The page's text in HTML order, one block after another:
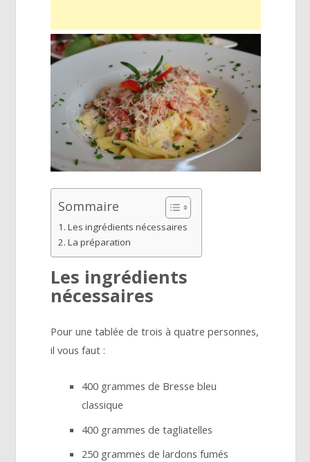
Sommaire
Les ingrédients nécessaires
La préparation
Les ingrédients
nécessaires
Pour une tablée de trois à quatre personnes,
il vous faut :
400 grammes de Bresse bleu
classique
400 grammes de tagliatelles
250 grammes de lardons fumés